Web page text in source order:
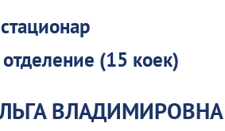
(15 коек)
ВЛАДИМИРОВНА